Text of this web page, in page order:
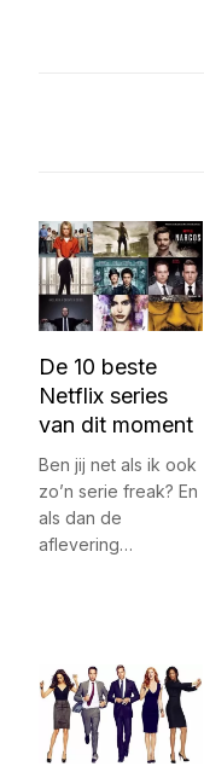
De 10 beste
Netflix series
van dit moment
Ben jij net als ik ook
zo’n serie freak? En
als dan de
aflevering…